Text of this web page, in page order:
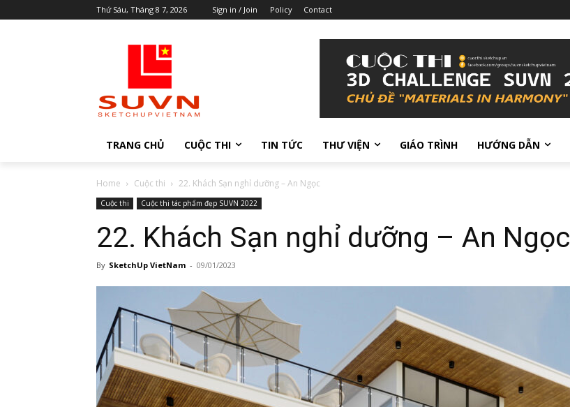
Thứ Sáu, Tháng 8 7, 2026 Sign in / Join Policy Contact
TRANG CHỦ CUỘC THI TIN TỨC THƯ VIỆN GIÁO TRÌNH HƯỚNG DẪN
Home Cuộc thi 22. Khách Sạn nghỉ dưỡng – An Ngọc
Cuộc thi Cuộc thi tác phẩm đẹp SUVN 2022
22. Khách Sạn nghỉ dưỡng – An Ngọc
By SketchUp VietNam - 09/01/2023